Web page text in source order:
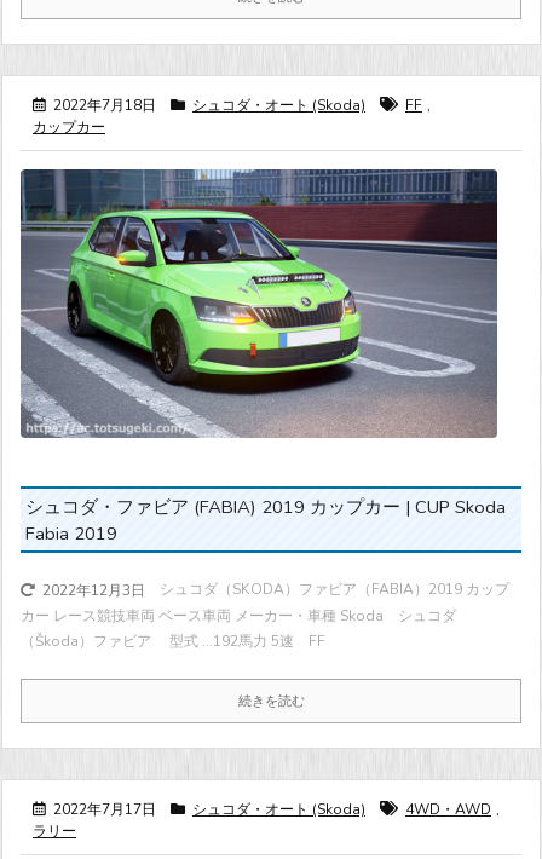
2022年7月18日 シュコダ・オート (Skoda) FF ,
カップカー
シュコダ・ファビア (FABIA) 2019 カップカー | CUP Skoda
Fabia 2019
2022年12月3日
シュコダ（SKODA）ファビア（FABIA）2019 カップ
カー レース競技車両 ベース車両 メーカー・車種 Skoda シュコダ
（Škoda）ファビア 型式 ...192馬力 5速 FF
続きを読む
2022年7月17日 シュコダ・オート (Skoda) 4WD・AWD ,
ラリー